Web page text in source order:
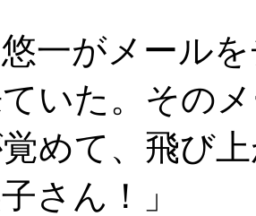
一がメール
いた。その
めて、飛び
さん！」